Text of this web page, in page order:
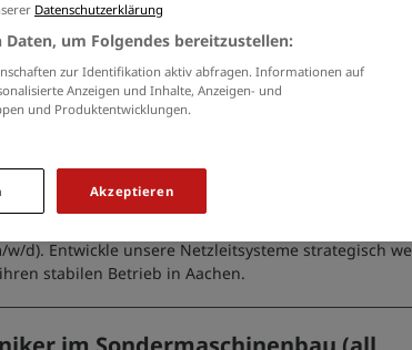
Würselen / Würselen
zur Verstärkung unseres Teams;...
GmbH / Aachen
w/d). Entwickle unsere Netzleitsysteme strategisch
stabilen Betrieb in Aachen.
Datenschutzerklärung
um Folgendes bereitzustellen:
zur Identifikation aktiv abfragen. Informationen auf
Anzeigen und Inhalte, Anzeigen- und
und Produktentwicklungen.
Akzeptieren